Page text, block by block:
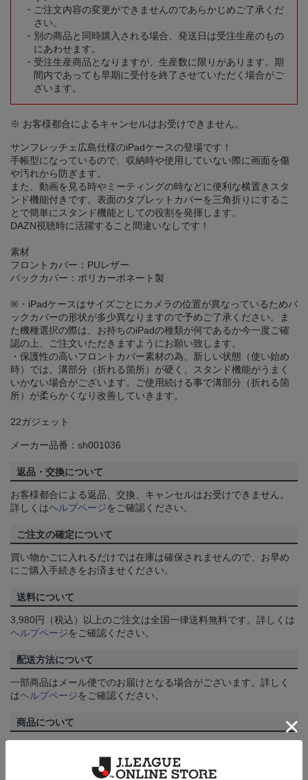
ご注文内容の変更ができませんのであらかじめご了承くだ
さい。
別の商品と同時購入される場合、発送日は受注生産のもの
にあわせます。
受注生産商品となりますが、生産数に限りがあります。期
間内であっても早期に受付を終了させていただく場合がご
ざいます。
※ お客様都合によるキャンセルはお受けできません。
サンフレッチェ広島仕様のiPadケースの登場です！
手帳型になっているので、収納時や使用していない際に画面を傷
や汚れから防ぎます。
また、動画を見る時やミーティングの時などに便利な横置きスタ
ンド機能付きです。表面のタブレットカバーを三角折りにするこ
とで簡単にスタンド機能としての役割を発揮します。
DAZN視聴時に活躍すること間違いなしです！
素材
フロントカバー：PUレザー
バックカバー：ポリカーボネート製
※・iPadケースはサイズごとにカメラの位置が異なっているためバ
ックカバーの形状が多少異なりますので予めご了承ください。ま
た機種選択の際は、お持ちのiPadの種類が何であるか今一度ご確
認の上、ご注文いただきますようにお願い致します。
・保護性の高いフロントカバー素材の為、新しい状態（使い始め
時）では、溝部分（折れる箇所）が硬く、スタンド機能がうまく
いかない場合がございます。ご使用続ける事で溝部分（折れる箇
所）が柔らかくなり改善していきます。
22ガジェット
メーカー品番：sh001036
返品・交換について
お客様都合による返品、交換、キャンセルはお受けできません。
詳しくはヘルプページをご確認ください。
ご注文の確定について
買い物かごに入れるだけでは在庫は確保されませんので、お早め
にご購入手続きをお済ませください。
送料について
3,980円（税込）以上のご注文は全国一律送料無料です。詳しくは
ヘルプページをご確認ください。
配送方法について
一部商品はメール便でのお届けとなる場合がございます。詳しく
はヘルプページをご確認ください。
商品について
商品画像は、お使いのパソコンのモニターおよびスマートフォン
のメーカー・機種・画面設定等により、実際の商品の色と異なっ